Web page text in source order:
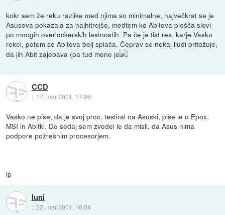
kokr sem že reku razlike med njima so minimalne, največkrat se je
Asusova pokazala za najhitrejšo, medtem ko Abitova plošča slovi
po mnogih overlockerskih lastnostih. Pa če je tist res, karje Vasko
rekel, potem se Abitova bolj splača. Čeprav se nekaj ljudi pritožuje,
da jih Abit zajebava (pa tud mene je
CCD
:: 17. mar 2001, 17:06
Vasko ne piše, da je svoj proc. testiral na Asuski, piše le o Epox,
MSI in Abitki. Do sedaj sem zvedel le da misli, da Asus nima
podpore požrešnim procesorjem.
lp
luni
::22. mar 2001, 16:04